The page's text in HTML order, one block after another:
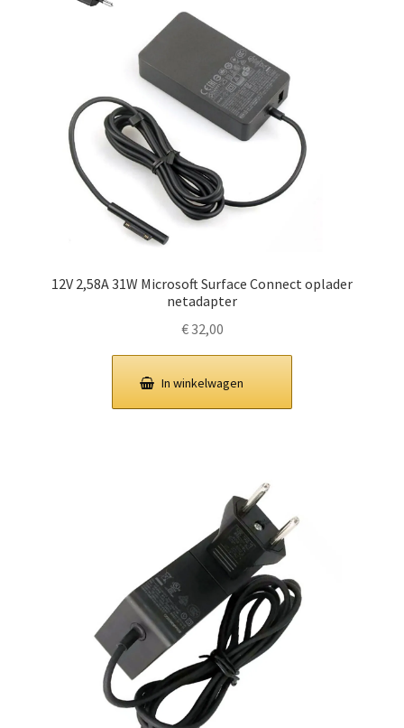
12V 2,58A 31W Microsoft Surface Connect oplader
netadapter
€32,00
In winkelwagen